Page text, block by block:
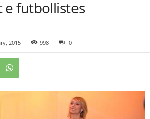
futbollistes
2015 998 0